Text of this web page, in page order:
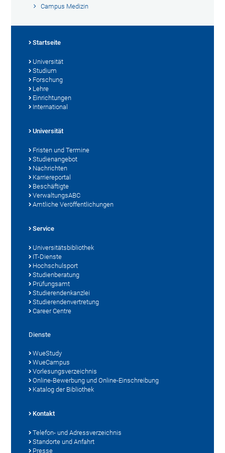
Campus Medizin
Startseite
Universität
Studium
Forschung
Lehre
Einrichtungen
International
Universität
Fristen und Termine
Studienangebot
Nachrichten
Karriereportal
Beschäftigte
VerwaltungsABC
Amtliche Veröffentlichungen
Service
Universitätsbibliothek
IT-Dienste
Hochschulsport
Studienberatung
Prüfungsamt
Studierendenkanzlei
Studierendenvertretung
Career Centre
Dienste
WueStudy
WueCampus
Vorlesungsverzeichnis
Online-Bewerbung und Online-Einschreibung
Katalog der Bibliothek
Kontakt
Telefon- und Adressverzeichnis
Standorte und Anfahrt
Presse